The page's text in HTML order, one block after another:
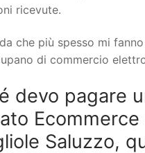
ricevute.
che più spesso mi
di commercio
devo pagare
Ecommerce
Saluzzo,